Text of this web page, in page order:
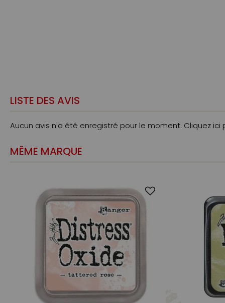
LISTE DES AVIS
Aucun avis n'a été enregistré pour le moment. Cliquez ici
MÊME MARQUE